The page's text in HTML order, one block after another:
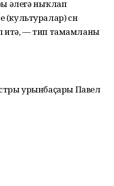
әлегә ныҡлап
(культуралар) өсөн
итә, — тип тамамланы
урынбаҫары Павел